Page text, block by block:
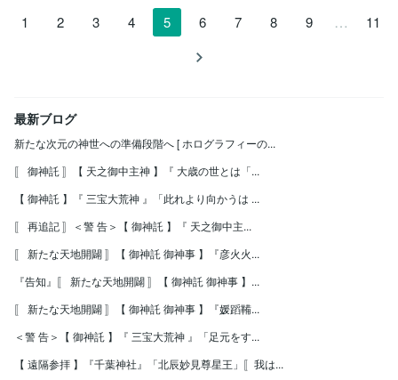
1 2 3 4 5 6 7 8 9 … 11
最新ブログ
新たな次元の神世への準備段階へ [ ホログラフィーの...
〚 御神託 〛【 天之御中主神 】『 大歳の世とは「...
【 御神託 】『 三宝大荒神 』「此れより向かうは ...
〚 再追記 〛＜警 告＞【 御神託 】『 天之御中主...
〚 新たな天地開闢 〛【 御神託 御神事 】『彦火火...
『告知』〚 新たな天地開闢 〛【 御神託 御神事 】...
〚 新たな天地開闢 〛【 御神託 御神事 】『媛蹈鞴...
＜警 告＞【 御神託 】『 三宝大荒神 』「足元をす...
【 遠隔参拝 】『千葉神社』「北辰妙見尊星王」〚我は...